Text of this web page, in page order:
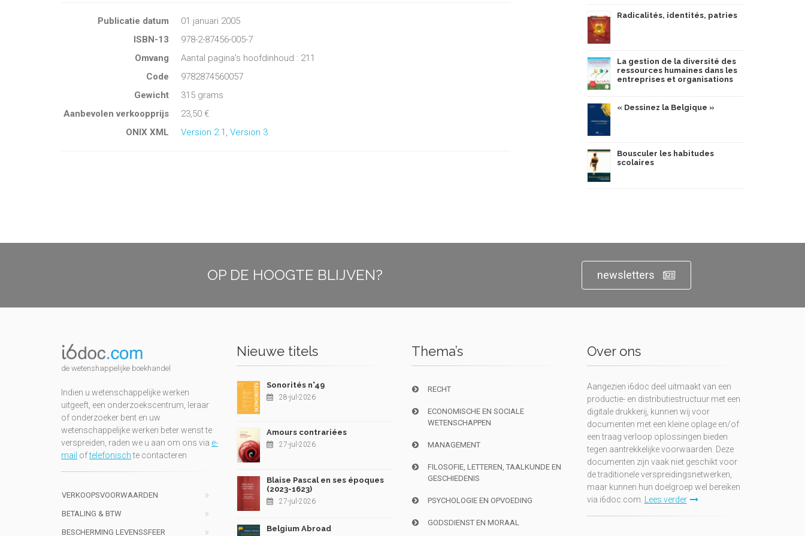
Publicatie datum
01 januari 2005
ISBN-13
978-2-87456-005-7
Omvang
Aantal pagina's hoofdinhoud : 211
Code
9782874560057
Gewicht
315 grams
Aanbevolen verkoopprijs
23,50 €
ONIX XML
Version 2.1 Version 3
Radicalités, identités, patries
La gestion de la diversité des
ressources humaines dans les
entreprises et organisations
« Dessinez la Belgique »
Bousculer les habitudes
scolaires
OP DE HOOGTE BLIJVEN? newsletters
de wetenshappelijke boekhandel
Indien u wetenschappelijke werken
uitgeeft, een onderzoekscentrum, leraar
of onderzoeker bent en uw
wetenschappelijke werken beter wenst te
verspreiden, raden we u aan om ons via e-
mail oftelefonischte contacteren
VERKOOPSVOORWAARDEN
BETALING & BTW
BESCHERMING LEVENSSFEER
Nieuwe titels
Sonorités n°49
28-jul-2026
Amours contrariées
27-jul-2026
Blaise Pascal en ses époques
(2023-1623)
27-jul-2026
Belgium Abroad
Thema’s
RECHT
ECONOMISCHE EN SOCIALE
WETENSCHAPPEN
MANAGEMENT
FILOSOFIE, LETTEREN, TAALKUNDE EN
GESCHIEDENIS
PSYCHOLOGIE EN OPVOEDING
GODSDIENST EN MORAAL
Over ons
Aangezien i6doc deel uitmaakt van een
productie- en distributiestructuur met een
digitale drukkerij, kunnen wij voor
documenten met een kleine oplage en/of
een traag verloop oplossingen bieden
tegen aantrekkelijke voorwaarden. Deze
documenten zijn vaak niet geschikt voor
de traditionele verspreidingsnetwerken,
maar kunnen hun doelgroep wel bereiken
via i6doc.com. Lees verder